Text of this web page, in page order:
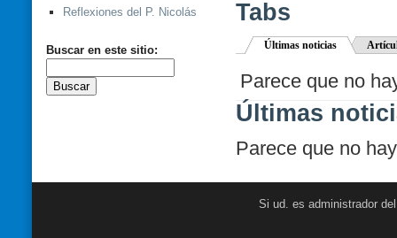
Reflexiones del P. Nicolás
Buscar en este sitio:
Tabs
Últimas noticias
Parece que no
Últimas
Parece que no
Si ud. es administrador